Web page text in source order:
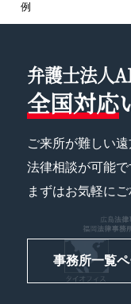
例
弁護士法人
全国対応
ご来所が難しい
法律相談が可能で
まずはお気軽に
事務所一覧